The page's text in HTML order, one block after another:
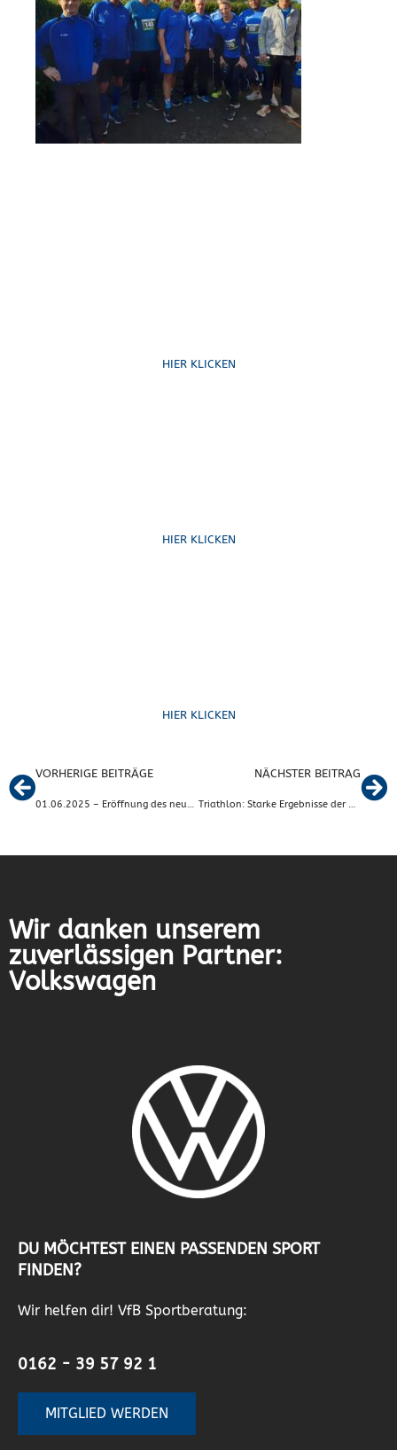
HIER KLICKEN
HIER KLICKEN
HIER KLICKEN
VORHERIGE BEITRÄGE
01.06.2025 – Eröffnung des neuen Baseballstadions der Blackbirds
NÄCHSTER BEITRAG
Triathlon: Starke Ergebnisse der YoungTRI in Hameln
Wir danken unserem
zuverlässigen Partner:
Volkswagen
DU MÖCHTEST EINEN PASSENDEN SPORT
FINDEN?
Wir helfen dir! VfB Sportberatung:
0162 - 39 57 92 1
MITGLIED WERDEN